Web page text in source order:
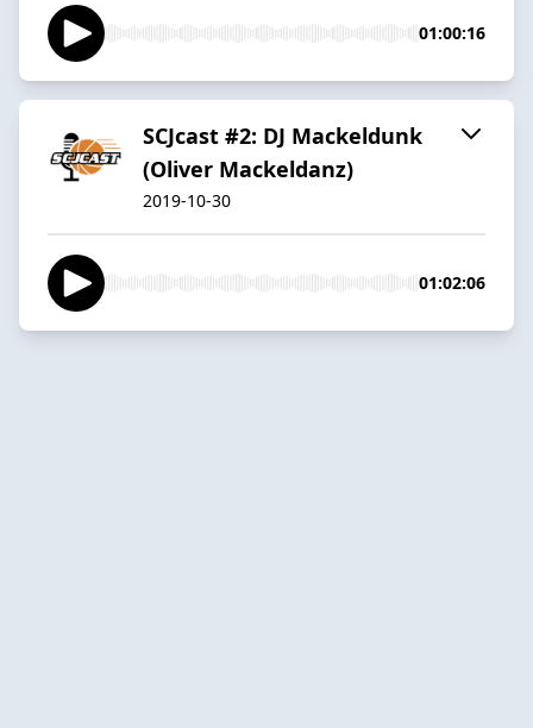
01:00:16
SCJcast #2: DJ Mackeldunk
(Oliver Mackeldanz)
2019-10-30
01:02:06